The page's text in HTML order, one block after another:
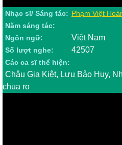
Nhạc sĩ/ Sáng tác: Phạm Việt
Năm sáng tác:
Ngôn ngữ:
Việt Nam
Số lượt nghe: 42507
Các ca sĩ thể hiện:
Châu Gia Kiệt, Lưu Bảo Huy,
chua ro